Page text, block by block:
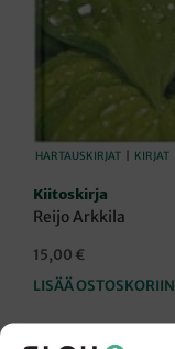
HARTAUSKIRJAT KIRJAT
Kiitoskirja
Reijo Arkkila
15,00 €
LISÄÄ OSTOSKORIIN